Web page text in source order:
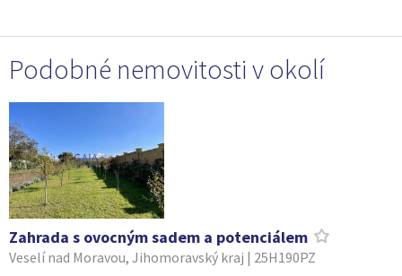
Podobné nemovitosti v okolí
Zahrada s ovocným sadem a potenciálem
Veselí nad Moravou, Jihomoravský kraj | 25H190PZ